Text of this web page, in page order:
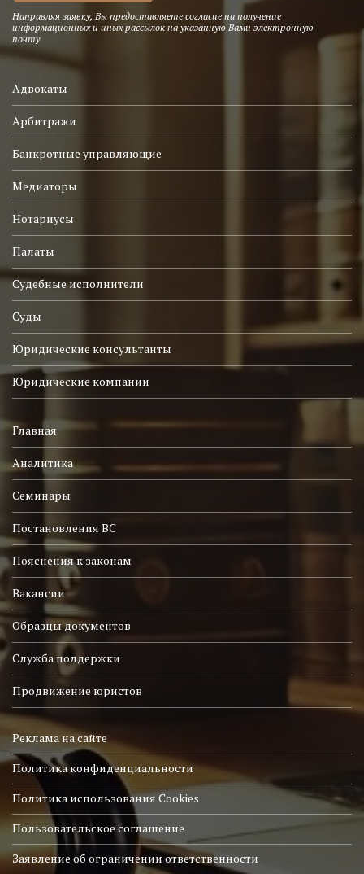
Направляя заявку, Вы предоставляете согласие на получение
информационных и иных рассылок на указанную Вами электронную
почту
Адвокаты
Арбитражи
Банкротные управляющие
Медиаторы
Нотариусы
Палаты
Судебные исполнители
Суды
Юридические консультанты
Юридические компании
Главная
Аналитика
Семинары
Постановления ВС
Пояснения к законам
Вакансии
Образцы документов
Служба поддержки
Продвижение юристов
Реклама на сайте
Политика конфиденциальности
Политика использования Cookies
Пользовательское соглашение
Заявление об ограничении ответственности